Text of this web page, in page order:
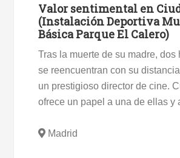
Valor sentimental en
(Instalación Deportiva
Básica Parque El Calero)
Tras la muerte de su madre, dos
se reencuentran con su
un prestigioso director de cine.
ofrece un papel a una de ellas y
Madrid